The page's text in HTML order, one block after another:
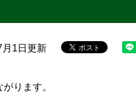
1日更新
ります。